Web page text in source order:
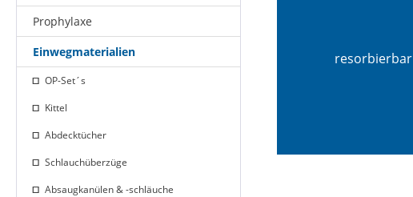
Prophylaxe
Einwegmaterialien
OP-Set´s
Kittel
Abdecktücher
Schlauchüberzüge
Absaugkanülen & -schläuche
resorbierbar